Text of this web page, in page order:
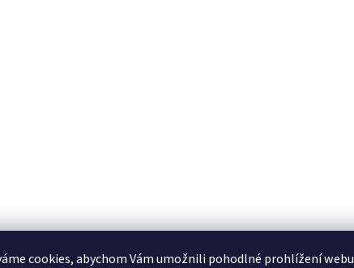
cookies, abychom Vám umožnili pohodlné prohlížení webu